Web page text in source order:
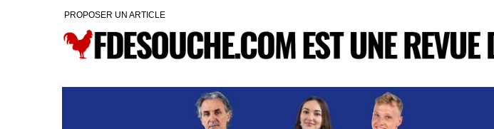
PROPOSER UN ARTICLE